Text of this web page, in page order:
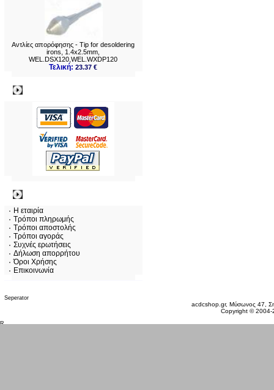
Αντλίες απορόφησης - Tip for desoldering
irons, 1.4x2.5mm,
WEL.DSX120,WEL.WXDP120
Τελική:23.37 €
Η εταιρία
Τρόποι πληρωμής
Τρόποι αποστολής
Τρόποι αγοράς
Συχνές ερωτήσεις
Δήλωση απορρήτου
Όροι Χρήσης
Επικοινωνία
acdcshop.gr, Μύσωνος 47,
Copyright ©